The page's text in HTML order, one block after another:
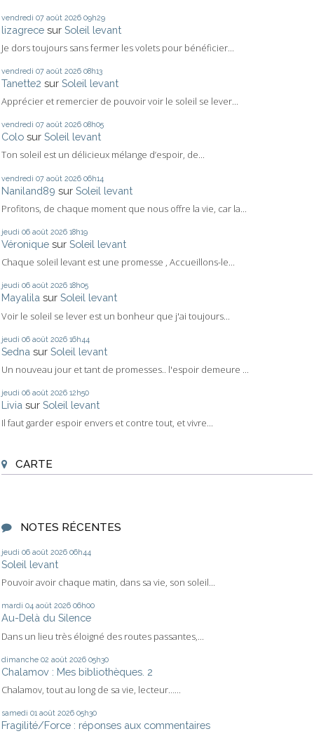
vendredi 07 août 2026 09h29
lizagrece sur Soleil levant
Je dors toujours sans fermer les volets pour bénéficier...
vendredi 07 août 2026 08h13
Tanette2 sur Soleil levant
Apprécier et remercier de pouvoir voir le soleil se lever...
vendredi 07 août 2026 08h05
Colo sur Soleil levant
Ton soleil est un délicieux mélange d’espoir, de...
vendredi 07 août 2026 06h14
Naniland89 sur Soleil levant
Profitons, de chaque moment que nous offre la vie, car la...
jeudi 06 août 2026 18h19
Véronique sur Soleil levant
Chaque soleil levant est une promesse , Accueillons-le...
jeudi 06 août 2026 18h05
Mayalila sur Soleil levant
Voir le soleil se lever est un bonheur que j'ai toujours...
jeudi 06 août 2026 16h44
Sedna sur Soleil levant
Un nouveau jour et tant de promesses.. l'espoir demeure ...
jeudi 06 août 2026 12h50
Livia sur Soleil levant
Il faut garder espoir envers et contre tout, et vivre...
CARTE
NOTES RÉCENTES
jeudi 06 août 2026 06h44
Soleil levant
Pouvoir avoir chaque matin, dans sa vie, son soleil...
mardi 04 août 2026 06h00
Au-Delà du Silence
Dans un lieu très éloigné des routes passantes,...
dimanche 02 août 2026 05h30
Chalamov : Mes bibliothèques. 2
Chalamov, tout au long de sa vie, lecteur…...
samedi 01 août 2026 05h30
Fragilité/Force : réponses aux commentaires